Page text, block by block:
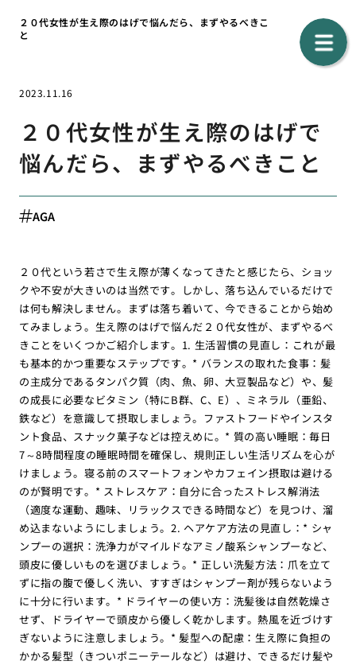
２０代女性が生え際のはげで悩んだら、まずやるべきこ
と
2023.11.16
２０代女性が生え際のはげで
悩んだら、まずやるべきこと
AGA
２０代という若さで生え際が薄くなってきたと感じたら、ショッ
クや不安が大きいのは当然です。しかし、落ち込んでいるだけで
は何も解決しません。まずは落ち着いて、今できることから始め
てみましょう。生え際のはげで悩んだ２０代女性が、まずやるべ
きことをいくつかご紹介します。1. 生活習慣の見直し：これが最
も基本的かつ重要なステップです。* バランスの取れた食事：髪
の主成分であるタンパク質（肉、魚、卵、大豆製品など）や、髪
の成長に必要なビタミン（特にB群、C、E）、ミネラル（亜鉛、
鉄など）を意識して摂取しましょう。ファストフードやインスタ
ント食品、スナック菓子などは控えめに。* 質の高い睡眠：毎日
7～8時間程度の睡眠時間を確保し、規則正しい生活リズムを心が
けましょう。寝る前のスマートフォンやカフェイン摂取は避ける
のが賢明です。* ストレスケア：自分に合ったストレス解消法
（適度な運動、趣味、リラックスできる時間など）を見つけ、溜
め込まないようにしましょう。2. ヘアケア方法の見直し：* シャ
ンプーの選択：洗浄力がマイルドなアミノ酸系シャンプーなど、
頭皮に優しいものを選びましょう。* 正しい洗髪方法：爪を立て
ずに指の腹で優しく洗い、すすぎはシャンプー剤が残らないよう
に十分に行います。* ドライヤーの使い方：洗髪後は自然乾燥さ
せず、ドライヤーで頭皮から優しく乾かします。熱風を近づけす
ぎないように注意しましょう。* 髪型への配慮：生え際に負担の
かかる髪型（きついポニーテールなど）は避け、できるだけ髪や